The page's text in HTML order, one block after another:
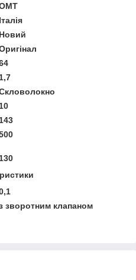
Італія
Новий
1,7
10
143
130
зворотним клапаном